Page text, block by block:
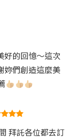
好的回憶～這次
妳們創造這麼美
拜託各位都去訂